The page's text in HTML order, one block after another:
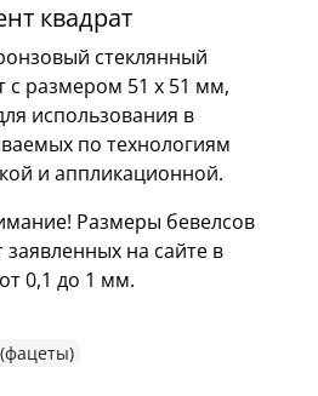
квадрат
стеклянный
с размером 51 х 51 мм,
использования в
по технологиям
и аппликационной.
Размеры бевелсов
заявленных на сайте в
0,1 до 1 мм.